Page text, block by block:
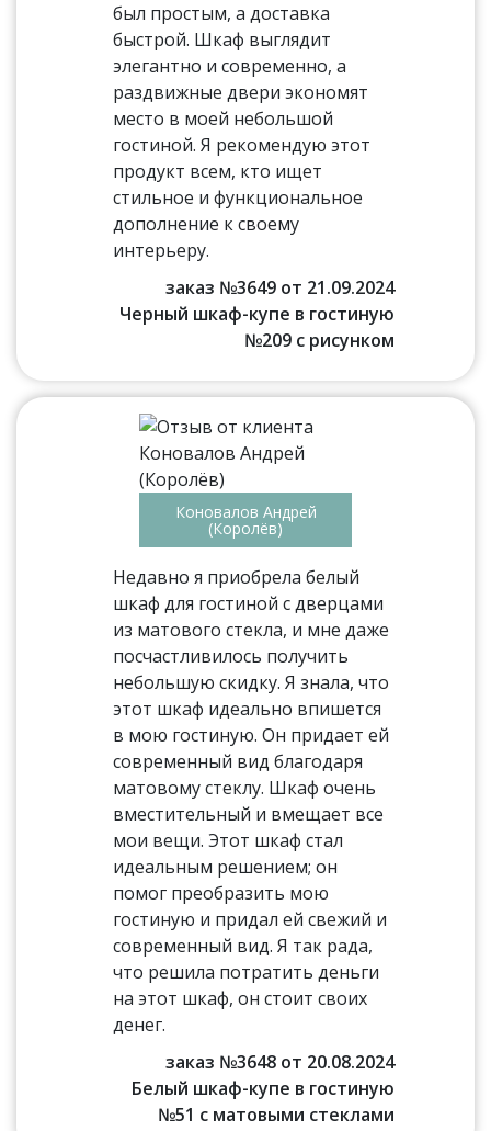
был простым, а доставка
быстрой. Шкаф выглядит
элегантно и современно, а
раздвижные двери экономят
место в моей небольшой
гостиной. Я рекомендую этот
продукт всем, кто ищет
стильное и функциональное
дополнение к своему
интерьеру.
заказ №3649 от 21.09.2024
Черный шкаф-купе в гостиную
№209 с рисунком
Коновалов Андрей
(Королёв)
Недавно я приобрела белый
шкаф для гостиной с дверцами
из матового стекла, и мне даже
посчастливилось получить
небольшую скидку. Я знала, что
этот шкаф идеально впишется
в мою гостиную. Он придает ей
современный вид благодаря
матовому стеклу. Шкаф очень
вместительный и вмещает все
мои вещи. Этот шкаф стал
идеальным решением; он
помог преобразить мою
гостиную и придал ей свежий и
современный вид. Я так рада,
что решила потратить деньги
на этот шкаф, он стоит своих
денег.
заказ №3648 от 20.08.2024
Белый шкаф-купе в гостиную
№51 с матовыми стеклами